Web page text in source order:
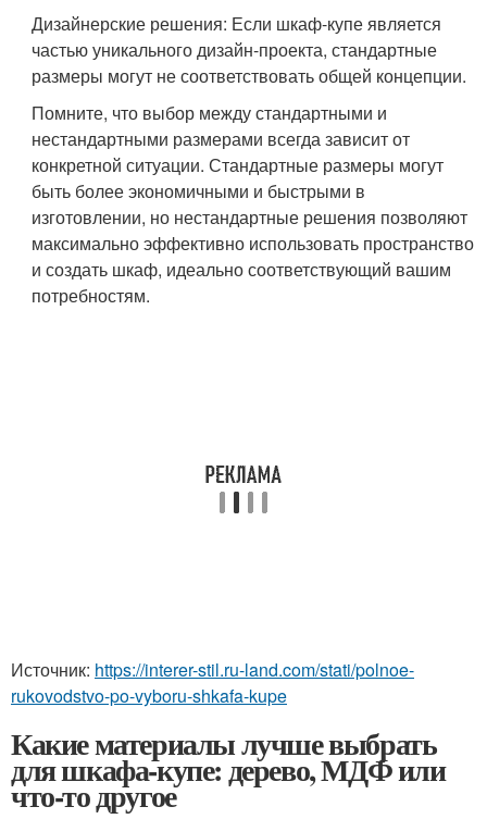
Дизайнерские решения: Если шкаф-купе является
частью уникального дизайн-проекта, стандартные
размеры могут не соответствовать общей концепции.
Помните, что выбор между стандартными и
нестандартными размерами всегда зависит от
конкретной ситуации. Стандартные размеры могут
быть более экономичными и быстрыми в
изготовлении, но нестандартные решения позволяют
максимально эффективно использовать пространство
и создать шкаф, идеально соответствующий вашим
потребностям.
Источник: https://interer-stil.ru-land.com/stati/polnoe-
rukovodstvo-po-vyboru-shkafa-kupe
Какие материалы лучше выбрать
для шкафа-купе: дерево, МДФ или
что-то другое